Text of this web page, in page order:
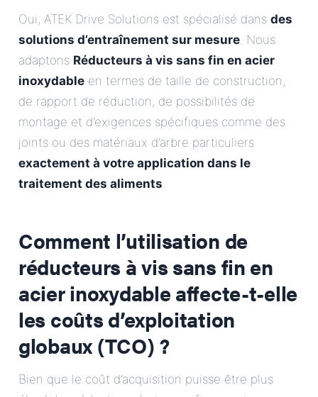
Oui, ATEK Drive Solutions est spécialisé dans des
solutions d’entraînement sur mesure. Nous
adaptons Réducteurs à vis sans fin en acier
inoxydable en termes de taille de construction,
de rapport de réduction, de possibilités de
montage et d’exigences spécifiques comme des
joints ou des matériaux d’arbre particuliers
exactement à votre application dans le
traitement des aliments.
Comment l’utilisation de
réducteurs à vis sans fin en
acier inoxydable affecte-t-elle
les coûts d’exploitation
globaux (TCO) ?
Bien que le coût d’acquisition puisse être plus